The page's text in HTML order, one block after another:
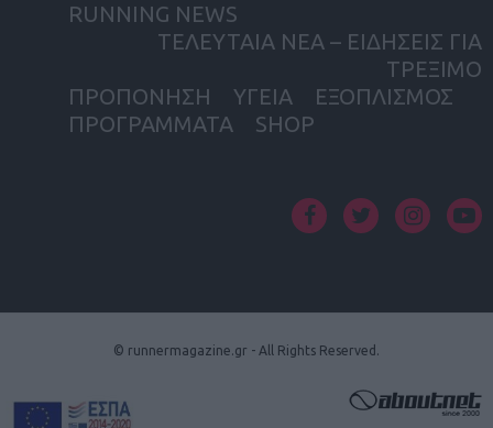
RUNNING NEWS
ΤΕΛΕΥΤΑΙΑ ΝΕΑ – ΕΙΔΗΣΕΙΣ ΓΙΑ
ΤΡΕΞΙΜΟ
ΠΡΟΠΟΝΗΣΗ
ΥΓΕΙΑ
ΕΞΟΠΛΙΣΜΟΣ
ΠΡΟΓΡΑΜΜΑΤΑ
SHOP
© runnermagazine.gr - All Rights Reserved.